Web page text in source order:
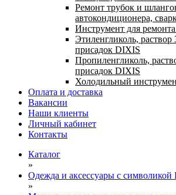
Ремонт трубок и
автокондиционера,
Инструмент для
Этиленгликоль, раствор
присадок DIXIS
Пропиленгликоль,
присадок DIXIS
Холодильный
Оплата и доставка
Вакансии
Наши клиенты
Личный кабинет
Контакты
Каталог
»
Одежда и аксессуары с
»